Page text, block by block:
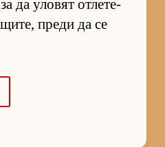
да уло­вят от­ле­те­
преди да се